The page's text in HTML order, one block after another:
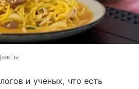
и ученых, что есть